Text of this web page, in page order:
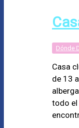
Dónde
Casa
de 13
todo el